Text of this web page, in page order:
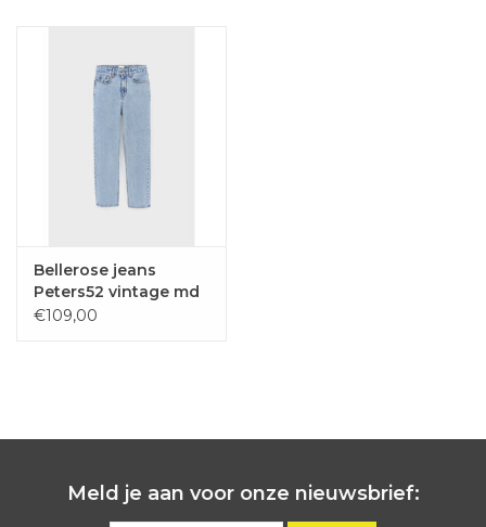
Bellerose jeans
Peters52 vintage md
blue
€109,00
Meld je aan voor onze nieuwsbrief: